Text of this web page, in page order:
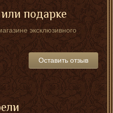
подарке
эксклюзивного
Оставить отзыв